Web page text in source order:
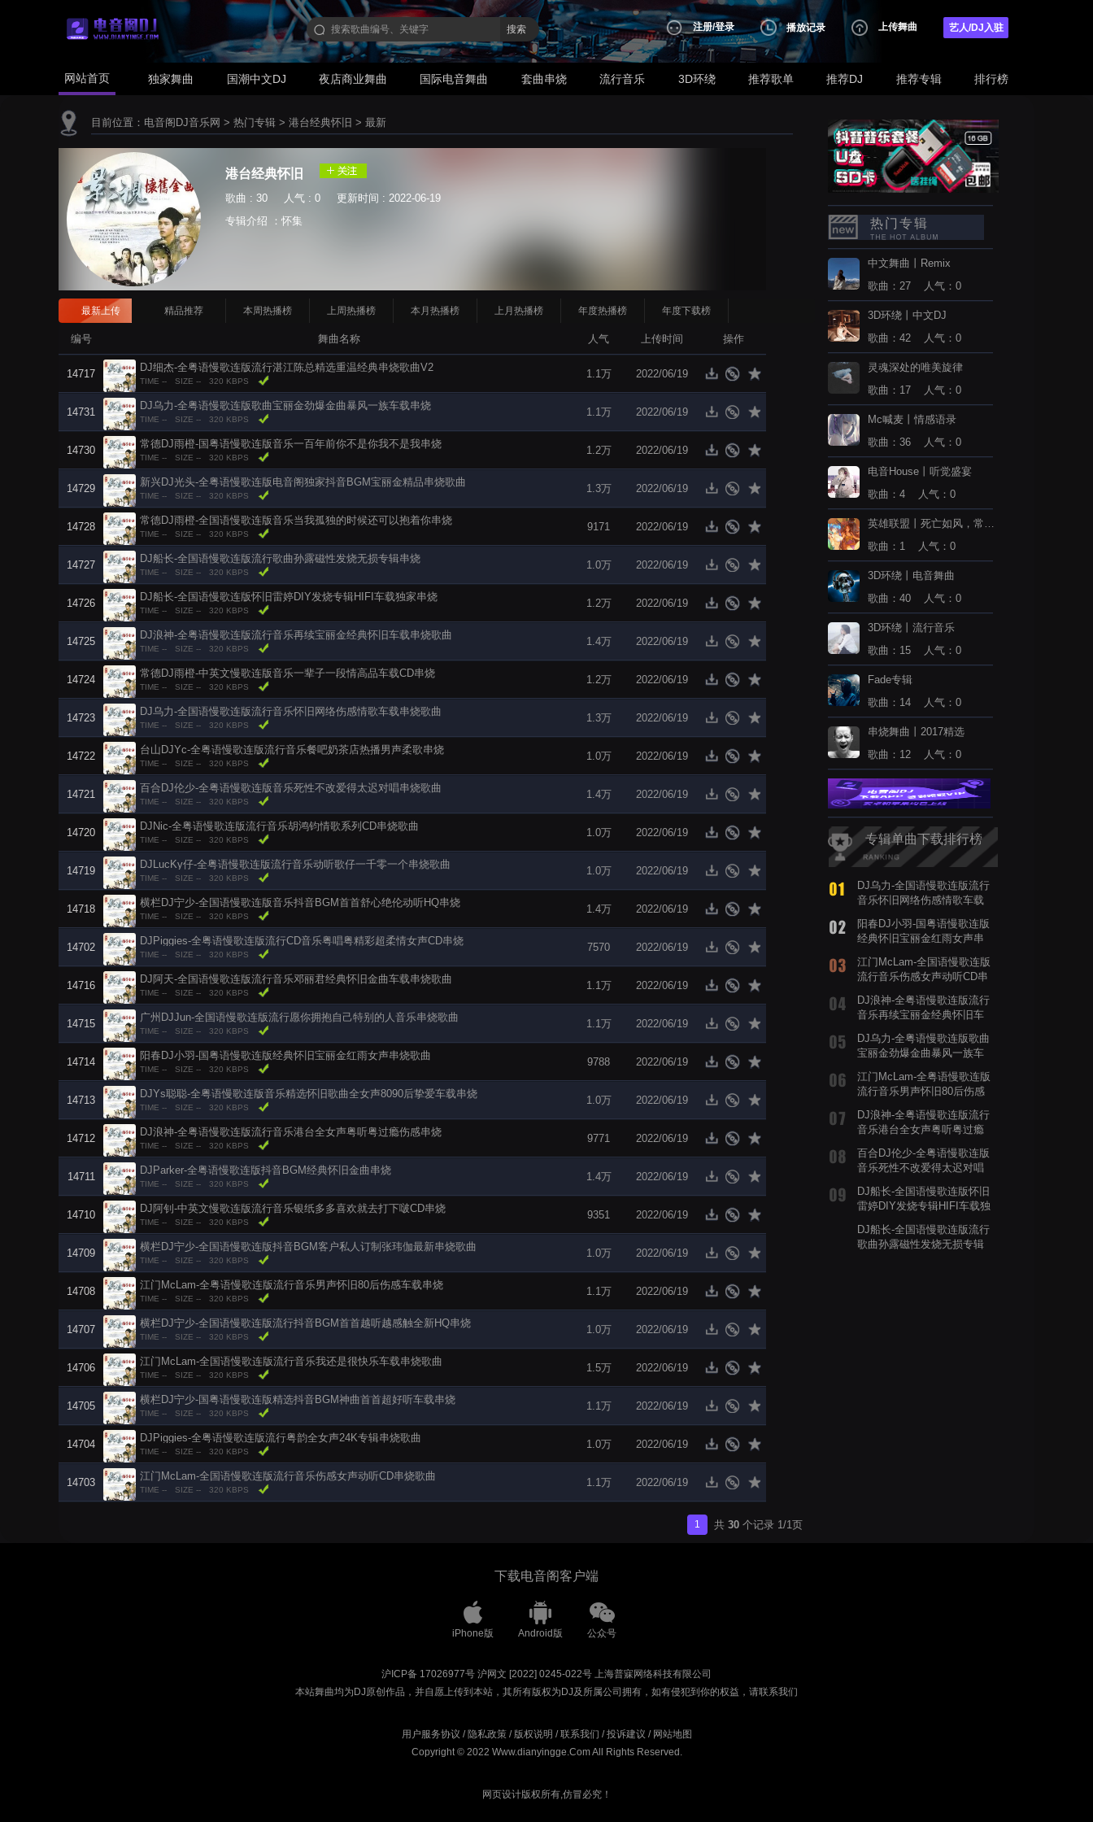
搜索 注册/登录 播放记录 上传舞曲 艺人/DJ入驻
网站首页 独家舞曲 国潮中文DJ 夜店商业舞曲 国际电音舞曲 套曲串烧 流行音乐 3D环绕 推荐歌单 推荐DJ 推荐专辑 排行榜
目前位置： 电音阁DJ音乐网 > 热门专辑 > 港台经典怀旧 > 最新
港台经典怀旧
歌曲 : 30 人气 : 0 更新时间 : 2022-06-19
专辑介绍 ：怀集
最新上传 精品推荐 本周热播榜 上周热播榜 本月热播榜 上月热播榜 年度热播榜 年度下载榜
编号 舞曲名称 人气 上传时间 操作
14717
DJ细杰-全粤语慢歌连版流行湛江陈总精选重温经典串烧歌曲V2
TIME -- SIZE -- 320 KBPS
1.1万 2022/06/19
14731
DJ乌力-全粤语慢歌连版歌曲宝丽金劲爆金曲暴风一族车载串烧
TIME -- SIZE -- 320 KBPS
1.1万 2022/06/19
14730
常德DJ雨橙-国粤语慢歌连版音乐一百年前你不是你我不是我串烧
TIME -- SIZE -- 320 KBPS
1.2万 2022/06/19
14729
新兴DJ光头-全粤语慢歌连版电音阁独家抖音BGM宝丽金精品串烧歌曲
TIME -- SIZE -- 320 KBPS
1.3万 2022/06/19
14728
常德DJ雨橙-全国语慢歌连版音乐当我孤独的时候还可以抱着你串烧
TIME -- SIZE -- 320 KBPS
9171 2022/06/19
14727
DJ船长-全国语慢歌连版流行歌曲孙露磁性发烧无损专辑串烧
TIME -- SIZE -- 320 KBPS
1.0万 2022/06/19
14726
DJ船长-全国语慢歌连版怀旧雷婷DIY发烧专辑HIFI车载独家串烧
TIME -- SIZE -- 320 KBPS
1.2万 2022/06/19
14725
DJ浪神-全粤语慢歌连版流行音乐再续宝丽金经典怀旧车载串烧歌曲
TIME -- SIZE -- 320 KBPS
1.4万 2022/06/19
14724
常德DJ雨橙-中英文慢歌连版音乐一辈子一段情高品车载CD串烧
TIME -- SIZE -- 320 KBPS
1.2万 2022/06/19
14723
DJ乌力-全国语慢歌连版流行音乐怀旧网络伤感情歌车载串烧歌曲
TIME -- SIZE -- 320 KBPS
1.3万 2022/06/19
14722
台山DJYc-全粤语慢歌连版流行音乐餐吧奶茶店热播男声柔歌串烧
TIME -- SIZE -- 320 KBPS
1.0万 2022/06/19
14721
百合DJ伦少-全粤语慢歌连版音乐死性不改爱得太迟对唱串烧歌曲
TIME -- SIZE -- 320 KBPS
1.4万 2022/06/19
14720
DJNic-全粤语慢歌连版流行音乐胡鸿钧情歌系列CD串烧歌曲
TIME -- SIZE -- 320 KBPS
1.0万 2022/06/19
14719
DJLucKy仔-全粤语慢歌连版流行音乐动听歌仔一千零一个串烧歌曲
TIME -- SIZE -- 320 KBPS
1.0万 2022/06/19
14718
横栏DJ宁少-全国语慢歌连版音乐抖音BGM首首舒心绝伦动听HQ串烧
TIME -- SIZE -- 320 KBPS
1.4万 2022/06/19
14702
DJPiggies-全粤语慢歌连版流行CD音乐粤唱粤精彩超柔情女声CD串烧
TIME -- SIZE -- 320 KBPS
7570 2022/06/19
14716
DJ阿天-全国语慢歌连版流行音乐邓丽君经典怀旧金曲车载串烧歌曲
TIME -- SIZE -- 320 KBPS
1.1万 2022/06/19
14715
广州DJJun-全国语慢歌连版流行愿你拥抱自己特别的人音乐串烧歌曲
TIME -- SIZE -- 320 KBPS
1.1万 2022/06/19
14714
阳春DJ小羽-国粤语慢歌连版经典怀旧宝丽金红雨女声串烧歌曲
TIME -- SIZE -- 320 KBPS
9788 2022/06/19
14713
DJYs聪聪-全粤语慢歌连版音乐精选怀旧歌曲全女声8090后挚爱车载串烧
TIME -- SIZE -- 320 KBPS
1.0万 2022/06/19
14712
DJ浪神-全粤语慢歌连版流行音乐港台全女声粤听粤过瘾伤感串烧
TIME -- SIZE -- 320 KBPS
9771 2022/06/19
14711
DJParker-全粤语慢歌连版抖音BGM经典怀旧金曲串烧
TIME -- SIZE -- 320 KBPS
1.4万 2022/06/19
14710
DJ阿钊-中英文慢歌连版流行音乐银纸多多喜欢就去打下啵CD串烧
TIME -- SIZE -- 320 KBPS
9351 2022/06/19
14709
横栏DJ宁少-全国语慢歌连版抖音BGM客户私人订制张玮伽最新串烧歌曲
TIME -- SIZE -- 320 KBPS
1.0万 2022/06/19
14708
江门McLam-全粤语慢歌连版流行音乐男声怀旧80后伤感车载串烧
TIME -- SIZE -- 320 KBPS
1.1万 2022/06/19
14707
横栏DJ宁少-全国语慢歌连版流行抖音BGM首首越听越感触全新HQ串烧
TIME -- SIZE -- 320 KBPS
1.0万 2022/06/19
14706
江门McLam-全国语慢歌连版流行音乐我还是很快乐车载串烧歌曲
TIME -- SIZE -- 320 KBPS
1.5万 2022/06/19
14705
横栏DJ宁少-国粤语慢歌连版精选抖音BGM神曲首首超好听车载串烧
TIME -- SIZE -- 320 KBPS
1.1万 2022/06/19
14704
DJPiggies-全粤语慢歌连版流行粤韵全女声24K专辑串烧歌曲
TIME -- SIZE -- 320 KBPS
1.0万 2022/06/19
14703
江门McLam-全国语慢歌连版流行音乐伤感女声动听CD串烧歌曲
TIME -- SIZE -- 320 KBPS
1.1万 2022/06/19
1 共 30 个记录 1/1页
热门专辑
中文舞曲丨Remix
歌曲：27 人气：0
3D环绕丨中文DJ
歌曲：42 人气：0
灵魂深处的唯美旋律
歌曲：17 人气：0
Mc喊麦丨情感语录
歌曲：36 人气：0
电音House丨听觉盛宴
歌曲：4 人气：0
英雄联盟丨死亡如风，常伴
歌曲：1 人气：0
3D环绕丨电音舞曲
歌曲：40 人气：0
3D环绕丨流行音乐
歌曲：15 人气：0
Fade专辑
歌曲：14 人气：0
串烧舞曲丨2017精选
歌曲：12 人气：0
专辑单曲下载排行榜
DJ乌力-全国语慢歌连版流行
音乐怀旧网络伤感情歌车载
阳春DJ小羽-国粤语慢歌连版
经典怀旧宝丽金红雨女声串
江门McLam-全国语慢歌连版
流行音乐伤感女声动听CD串
DJ浪神-全粤语慢歌连版流行
音乐再续宝丽金经典怀旧车
DJ乌力-全粤语慢歌连版歌曲
宝丽金劲爆金曲暴风一族车
江门McLam-全粤语慢歌连版
流行音乐男声怀旧80后伤感
DJ浪神-全粤语慢歌连版流行
音乐港台全女声粤听粤过瘾
百合DJ伦少-全粤语慢歌连版
音乐死性不改爱得太迟对唱
DJ船长-全国语慢歌连版怀旧
雷婷DIY发烧专辑HIFI车载独
DJ船长-全国语慢歌连版流行
歌曲孙露磁性发烧无损专辑
下载电音阁客户端
iPhone版 Android版 公众号
沪ICP备 17026977号 沪网文 [2022] 0245-022号 上海普寐网络科技有限公司
本站舞曲均为DJ原创作品，并自愿上传到本站，其所有版权为DJ及所属公司拥有，如有侵犯到你的权益，请联系我们
用户服务协议 / 隐私政策/ 版权说明 /联系我们 /投诉建议 / 网站地图
Copyright © 2022 Www.dianyingge.Com All Rights Reserved.
网页设计版权所有,仿冒必究！